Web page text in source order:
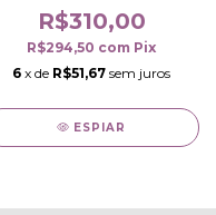
R$310,00
R$294,50 com Pix
6 x de R$51,67 sem juros
ESPIAR